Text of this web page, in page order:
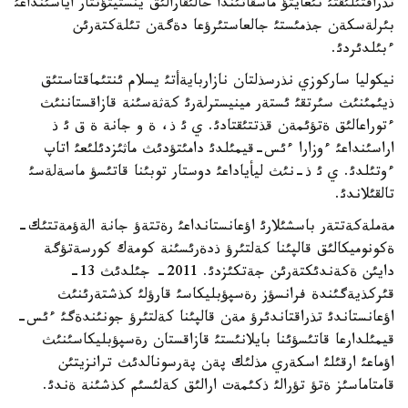
تذراقتئلئقتئ نئعايتؤ ماسقاتئندا حالئقارالئق ينستيتؤتتار اياسئنداعئ
بئرلةسكةن جذمئستئ جالعاستئرؤعا دةگةن تئلةكتةرئن
ءبئلدئردئ.
نيكوليا ساركوزي نذرسذلتان نازاربايةأتئ يسلام ئنتئماقتاستئق
ذيئمئنئث سئرتقئ ئستةر مينيسترلةرئ كةثةسئنة قازاقستاننئث
ءتوراعالئق ةتؤئمةن قذتتئقتادئ. ي ئ ذ، ة و جانة ة ق ئ ذ
اراسئنداعئ ءوزارا ءئس-قيمئلدئ دامئتؤدئث ماثئزدئلئعئ اتاپ
ءوتئلدئ. ي ئ ذ-نئث ليأياداعئ دوستار توبئنا قاتئسؤ ماسةلةسئ
تالقئلاندئ.
مةملةكةتتةر باسشئلارئ اؤعانستانداعئ رةتتةؤ جانة الةؤمةتتئك-
ةكونوميكالئق قالپئنا كةلتئرؤ ذدةرئسئنة كومةك كورسةتؤگة
دايئن ةكةندئكتةرئن جةتكئزدئ. 2011- جئلدئث 13-
قئركذيةگئندة فرانسؤز رةسپؤبليكاسئ قارؤلئ كذشتةرئنئث
اؤعانستاندئ تذراقتاندئرؤ مةن قالپئنا كةلتئرؤ جونئندةگئ ءئس-
قيمئلدارعا قاتئسؤئنا بايلانئستئ قازاقستان رةسپؤبليكاسئنئث
اؤماعئ ارقئلئ اسكةري مذلئك پةن پةرسونالدئث ترانزيتئن
قامتاماسئز ةتؤ تؤرالئ ذكئمةت ارالئق كةلئسئم كذشئنة ةندئ.